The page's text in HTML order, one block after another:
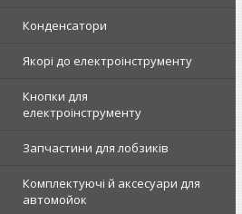
Конденсатори
Якорі до електроінструменту
Кнопки для
електроінструменту
Запчастини для лобзиків
Комплектуючі й аксесуари для
автомойок